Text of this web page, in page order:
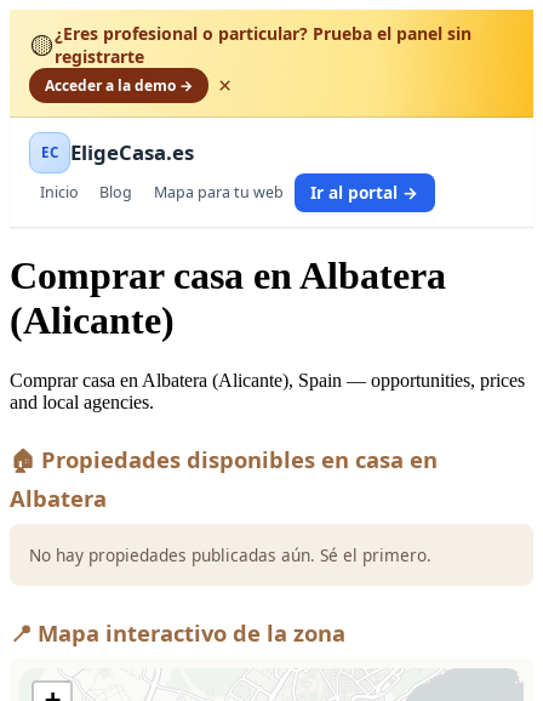
🟡¿Eres profesional o particular? Prueba el panel sin
registrarte
Acceder a la demo → ×
EC EligeCasa.es
Inicio Blog Mapa para tu web Ir al portal →
Comprar casa en Albatera
(Alicante)
Comprar casa en Albatera (Alicante), Spain — opportunities, prices
and local agencies.
🏠 Propiedades disponibles en casa en
Albatera
No hay propiedades publicadas aún. Sé el primero.
📍 Mapa interactivo de la zona